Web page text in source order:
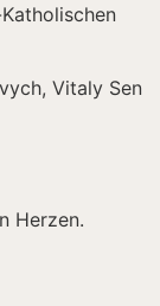
Vitaly Sen
Herzen.